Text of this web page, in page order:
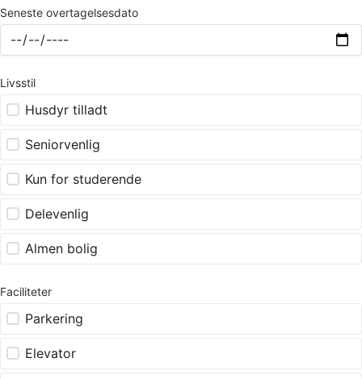
Seneste overtagelsesdato
Livsstil
Husdyr tilladt
Seniorvenlig
Kun for studerende
Delevenlig
Almen bolig
Faciliteter
Parkering
Elevator